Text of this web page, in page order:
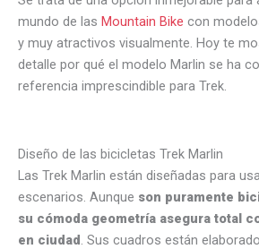
mundo de las Mountain Bike con
y muy atractivos visualmente. Hoy te
detalle por qué el modelo Marlin se ha
referencia imprescindible para Trek.
Diseño de las bicicletas Trek Marlin
Las Trek Marlin están diseñadas para
escenarios. Aunque son puramente
su cómoda geometría asegura total
en ciudad. Sus cuadros están